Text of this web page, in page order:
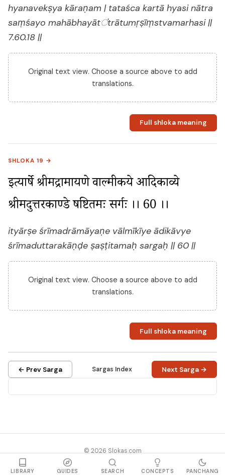
hyanavekṣya kāraṇam | tataśca kartā hyasi nātra
saṃśayo mahābhayātऺtrātumṛṣīṃstvamarhasi ||
7.60.18 ||
Original text view. Choose a source above to add
translations.
Full shloka meaning
SHLOKA 19 →
इत्यार्षे श्रीमद्रामायणे वाल्मीकीये आदिकाव्ये
श्रीमदुत्तरकाण्डे षष्टितमः सर्गः ।। 60 ।।
ityārṣe śrīmadrāmāyaṇe vālmīkīye ādikāvye
śrīmaduttarakāṇḍe ṣaṣṭitamaḥ sargaḥ || 60 ||
Original text view. Choose a source above to add
translations.
Full shloka meaning
← Prev Sarga Sargas Index Next Sarga →
© 2026 Slokas.com
LibraryGuides ConceptsAbout ContactSitemap
LIBRARY GUIDES SEARCH CONCEPTS PANCHANG